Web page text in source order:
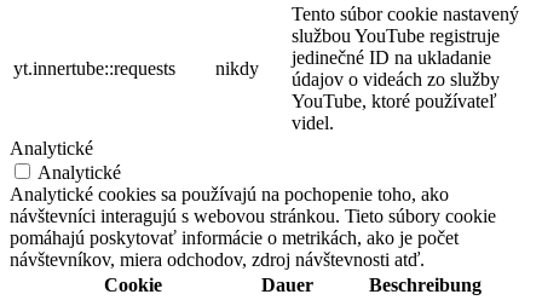
yt.innertube::requests nikdy
Tento súbor cookie nastavený
službou YouTube registruje
jedinečné ID na ukladanie
údajov o videách zo služby
YouTube, ktoré používateľ
videl.
Analytické
Analytické
Analytické cookies sa používajú na pochopenie toho, ako
návštevníci interagujú s webovou stránkou. Tieto súbory cookie
pomáhajú poskytovať informácie o metrikách, ako je počet
návštevníkov, miera odchodov, zdroj návštevnosti atď.
Cookie
Dauer Beschreibung